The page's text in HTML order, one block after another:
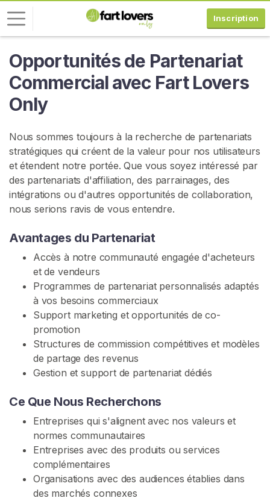
Inscription
Opportunités de Partenariat
Commercial avec Fart Lovers
Only
Nous sommes toujours à la recherche de partenariats
stratégiques qui créent de la valeur pour nos utilisateurs
et étendent notre portée. Que vous soyez intéressé par
des partenariats d'affiliation, des parrainages, des
intégrations ou d'autres opportunités de collaboration,
nous serions ravis de vous entendre.
Avantages du Partenariat
Accès à notre communauté engagée d'acheteurs
et de vendeurs
Programmes de partenariat personnalisés adaptés
à vos besoins commerciaux
Support marketing et opportunités de co-
promotion
Structures de commission compétitives et modèles
de partage des revenus
Gestion et support de partenariat dédiés
Ce Que Nous Recherchons
Entreprises qui s'alignent avec nos valeurs et
normes communautaires
Entreprises avec des produits ou services
complémentaires
Organisations avec des audiences établies dans
des marchés connexes
C
n
n
e
i
o
n
I
N
C
R
U
I